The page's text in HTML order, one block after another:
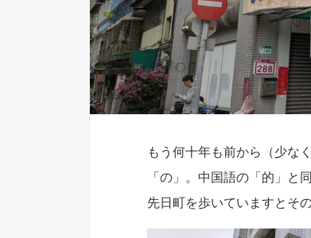
もう何十年も前から（少な
「の」。中国語の「的」と
先日町を歩いていますとそ